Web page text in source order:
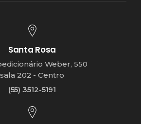
Santa Rosa
Weber, 550
sala 202 - Centro
(55) 3512-5191